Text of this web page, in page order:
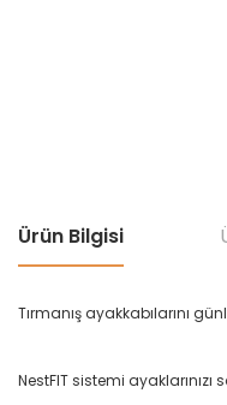
Ürün Bilgisi
Tırmanış ayakkabılarını
NestFIT sistemi